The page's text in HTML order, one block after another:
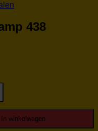
438
In winkelwagen